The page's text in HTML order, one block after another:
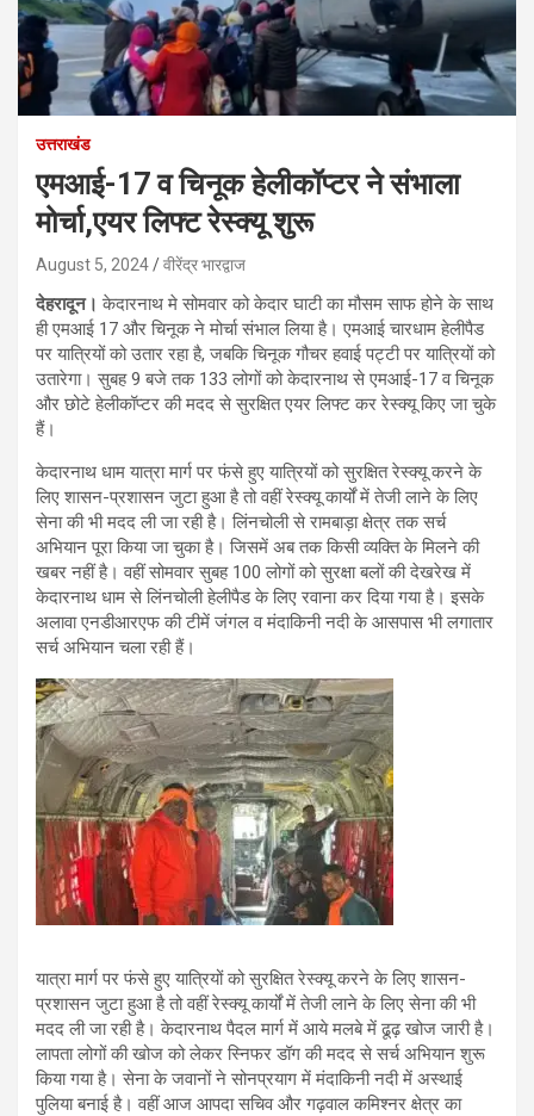
उत्तराखंड
एमआई-17 व चिनूक हेलीकॉप्टर ने संभाला
मोर्चा,एयर लिफ्ट रेस्क्यू शुरू
August 5, 2024 वीरेंद्र भारद्वाज
देहरादून। केदारनाथ मे सोमवार को केदार घाटी का मौसम साफ होने के साथ
ही एमआई 17 और चिनूक ने मोर्चा संभाल लिया है। एमआई चारधाम हेलीपैड
पर यात्रियों को उतार रहा है, जबकि चिनूक गौचर हवाई पट्टी पर यात्रियों को
उतारेगा। सुबह 9 बजे तक 133 लोगों को केदारनाथ से एमआई-17 व चिनूक
और छोटे हेलीकॉप्टर की मदद से सुरक्षित एयर लिफ्ट कर रेस्क्यू किए जा चुके
हैं।
केदारनाथ धाम यात्रा मार्ग पर फंसे हुए यात्रियों को सुरक्षित रेस्क्यू करने के
लिए शासन-प्रशासन जुटा हुआ है तो वहीं रेस्क्यू कार्यों में तेजी लाने के लिए
सेना की भी मदद ली जा रही है। लिंनचोली से रामबाड़ा क्षेत्र तक सर्च
अभियान पूरा किया जा चुका है। जिसमें अब तक किसी व्यक्ति के मिलने की
खबर नहीं है। वहीं सोमवार सुबह 100 लोगों को सुरक्षा बलों की देखरेख में
केदारनाथ धाम से लिंनचोली हेलीपैड के लिए रवाना कर दिया गया है। इसके
अलावा एनडीआरएफ की टीमें जंगल व मंदाकिनी नदी के आसपास भी लगातार
सर्च अभियान चला रही हैं।
यात्रा मार्ग पर फंसे हुए यात्रियों को सुरक्षित रेस्क्यू करने के लिए शासन-
प्रशासन जुटा हुआ है तो वहीं रेस्क्यू कार्यों में तेजी लाने के लिए सेना की भी
मदद ली जा रही है। केदारनाथ पैदल मार्ग में आये मलबे में ढूढ़ खोज जारी है।
लापता लोगों की खोज को लेकर स्निफर डॉग की मदद से सर्च अभियान शुरू
किया गया है। सेना के जवानों ने सोनप्रयाग में मंदाकिनी नदी में अस्थाई
पुलिया बनाई है। वहीं आज आपदा सचिव और गढ़वाल कमिश्नर क्षेत्र का